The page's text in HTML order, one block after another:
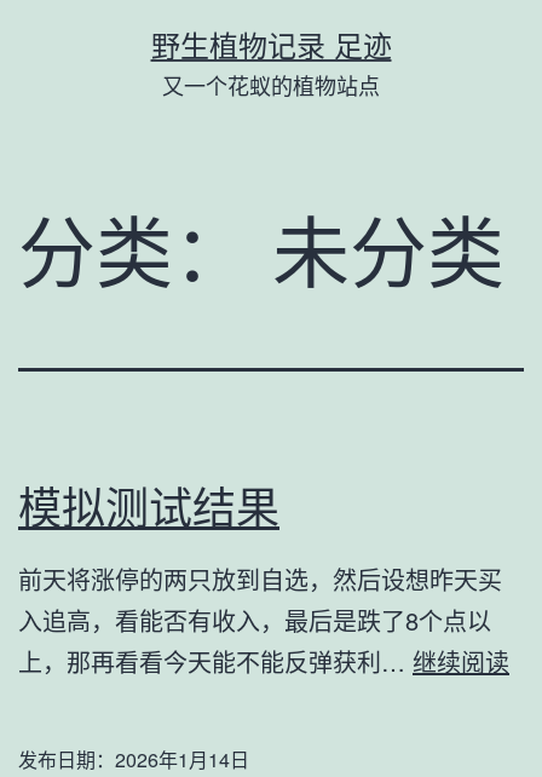
野生植物记录 足迹
又一个花蚁的植物站点
分类： 未分类
模拟测试结果
前天将涨停的两只放到自选，然后设想昨天买
入追高，看能否有收入，最后是跌了8个点以
上，那再看看今天能不能反弹获利… 继续阅读
发布日期： 2026年1月14日